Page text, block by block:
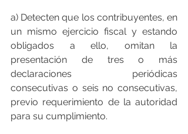
a) Detecten que los contribuyentes, en
un mismo ejercicio fiscal y estando
obligados a ello, omitan la
presentación de tres o más
declaraciones periódicas
consecutivas o seis no consecutivas,
previo requerimiento de la autoridad
para su cumplimiento.